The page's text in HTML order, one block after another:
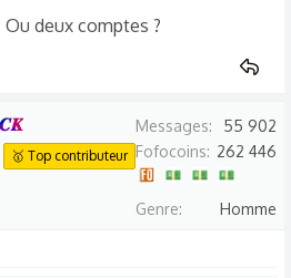
deux comptes ?
🥇 Top contributeur
Messages
55 902
Fofocoins
262 446
Genre Homme